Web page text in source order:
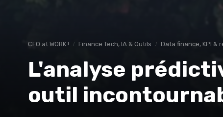
CFO at WORK ! Finance Tech, IA & Outils Data finance, KPI &
L'analyse
outil